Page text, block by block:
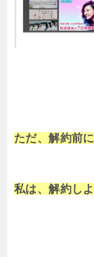
ただ、解約前
私は、解約し